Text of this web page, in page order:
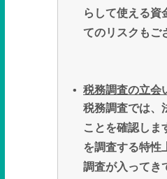
らして使える資
てのリスクもご
税務調査の立会
税務調査では、
ことを確認しま
を調査する特性
調査が入ってき